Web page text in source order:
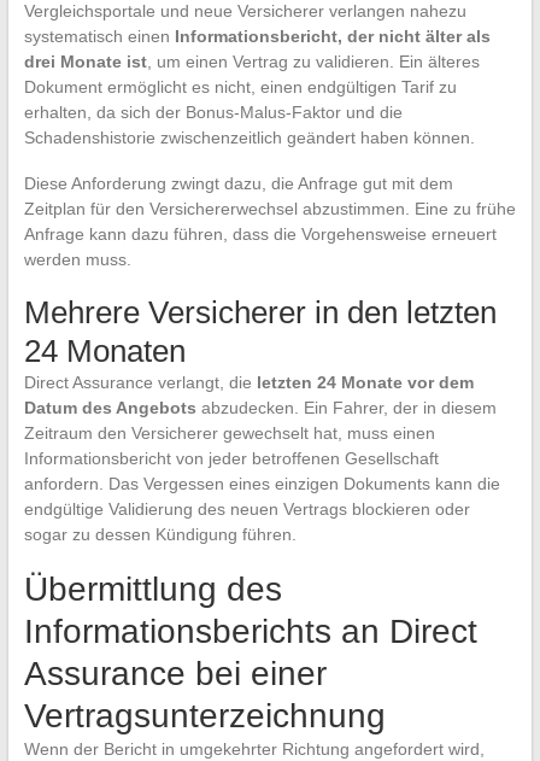
Vergleichsportale und neue Versicherer verlangen nahezu
systematisch einen Informationsbericht, der nicht älter als
drei Monate ist, um einen Vertrag zu validieren. Ein älteres
Dokument ermöglicht es nicht, einen endgültigen Tarif zu
erhalten, da sich der Bonus-Malus-Faktor und die
Schadenshistorie zwischenzeitlich geändert haben können.
Diese Anforderung zwingt dazu, die Anfrage gut mit dem
Zeitplan für den Versichererwechsel abzustimmen. Eine zu frühe
Anfrage kann dazu führen, dass die Vorgehensweise erneuert
werden muss.
Mehrere Versicherer in den letzten
24 Monaten
Direct Assurance verlangt, die letzten 24 Monate vor dem
Datum des Angebots abzudecken. Ein Fahrer, der in diesem
Zeitraum den Versicherer gewechselt hat, muss einen
Informationsbericht von jeder betroffenen Gesellschaft
anfordern. Das Vergessen eines einzigen Dokuments kann die
endgültige Validierung des neuen Vertrags blockieren oder
sogar zu dessen Kündigung führen.
Übermittlung des
Informationsberichts an Direct
Assurance bei einer
Vertragsunterzeichnung
Wenn der Bericht in umgekehrter Richtung angefordert wird,